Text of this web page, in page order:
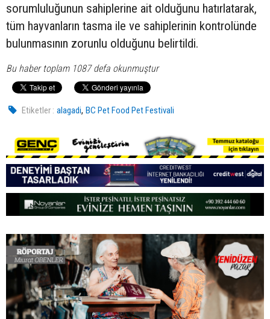
sorumluluğunun sahiplerine ait olduğunu hatırlatarak,
tüm hayvanların tasma ile ve sahiplerinin kontrolünde
bulunmasının zorunlu olduğunu belirtildi.
Bu haber toplam 1087 defa okunmuştur
Etiketler : alagadi,BC Pet Food Pet Festivali